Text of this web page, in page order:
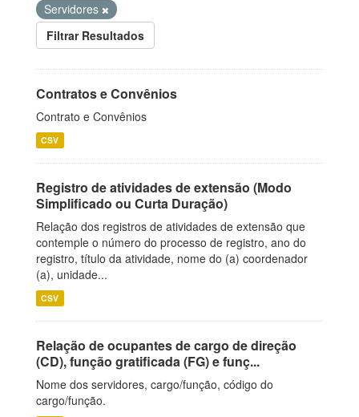
Servidores
Filtrar Resultados
Contratos e Convênios
Contrato e Convênios
CSV
Registro de atividades de extensão (Modo
Simplificado ou Curta Duração)
Relação dos registros de atividades de extensão que
contemple o número do processo de registro, ano do
registro, título da atividade, nome do (a) coordenador
(a), unidade...
CSV
Relação de ocupantes de cargo de direção
(CD), função gratificada (FG) e funç...
Nome dos servidores, cargo/função, código do
cargo/função.